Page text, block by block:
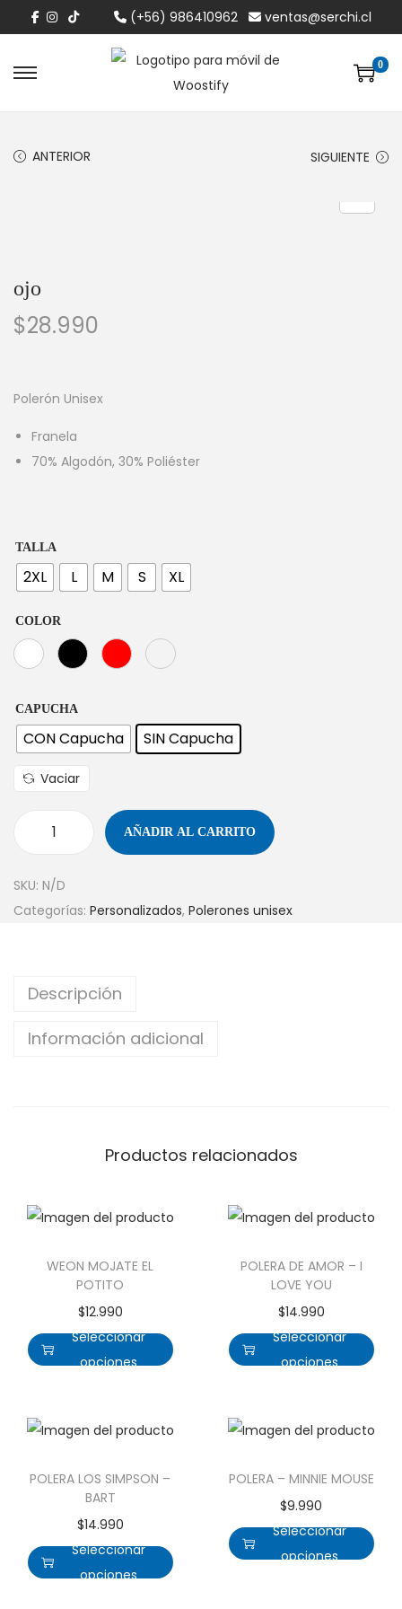
(+56) 986410962 ventas@serchi.cl
0
ANTERIOR SIGUIENTE
ojo
$28.990
Polerón Unisex
Franela
70% Algodón, 30% Poliéster
TALLA
2XL L M S XL
COLOR
CAPUCHA
CON Capucha SIN Capucha
Vaciar
AÑADIR AL CARRITO
SKU: N/D
Categorías: Personalizados, Polerones unisex
Descripción
Información adicional
Productos relacionados
WEON MOJATE EL
POTITO
$12.990
Seleccionar
opciones
POLERA DE AMOR – I
LOVE YOU
$14.990
Seleccionar
opciones
POLERA LOS SIMPSON –
BART
$14.990
Seleccionar
opciones
POLERA – MINNIE MOUSE
$9.990
Seleccionar
opciones